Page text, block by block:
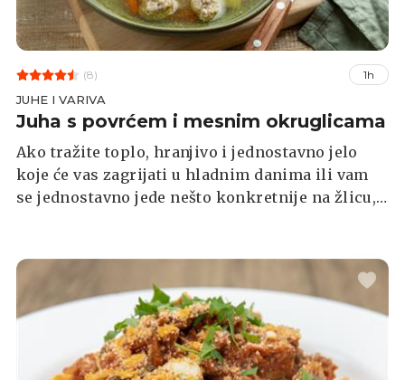
(8) 1h
JUHE I VARIVA
Juha s povrćem i mesnim okruglicama
Ako tražite toplo, hranjivo i jednostavno jelo
koje će vas zagrijati u hladnim danima ili vam
se jednostavno jede nešto konkretnije na žlicu,
zahvaljujući bogatom povrću i sočnim mesnim
okruglicama.